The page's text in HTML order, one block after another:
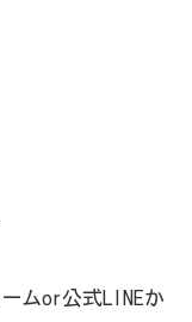
ムor公式LINEか